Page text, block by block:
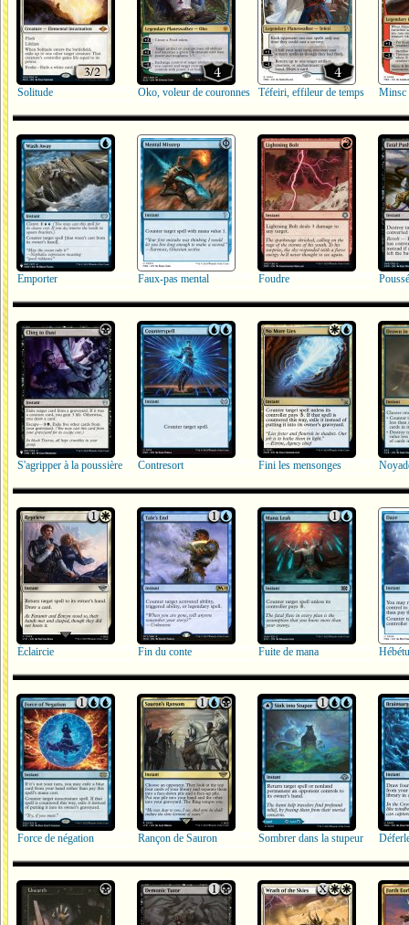
Solitude Oko, voleur de couronnes Téfeiri, effileur de temps
Emporter Faux-pas mental Foudre
S'agripper à la poussière Contresort Fini les mensonges
Éclaircie Fin du conte Fuite de mana
Force de négation Rançon de Sauron Sombrer dans la stupeur